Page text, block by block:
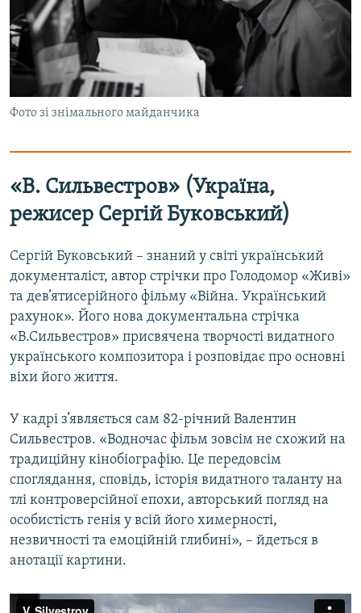
Фото зі знімального майданчика
«В. Сильвестров» (Україна,
режисер Сергій Буковський)
Сергій Буковський – знаний у світі український
документаліст, автор стрічки про Голодомор «Живі»
та дев’ятисерійного фільму «Війна. Український
рахунок». Його нова документальна стрічка
«В.Сильвестров» присвячена творчості видатного
українського композитора і розповідає про основні
віхи його життя.
У кадрі з’являється сам 82-річний Валентин
Сильвестров. «Водночас фільм зовсім не схожий на
традиційну кінобіографію. Це передовсім
споглядання, сповідь, історія видатного таланту на
тлі контроверсійної епохи, авторський погляд на
особистість генія у всій його химерності,
незвичності та емоційній глибині», – йдеться в
анотації картини.